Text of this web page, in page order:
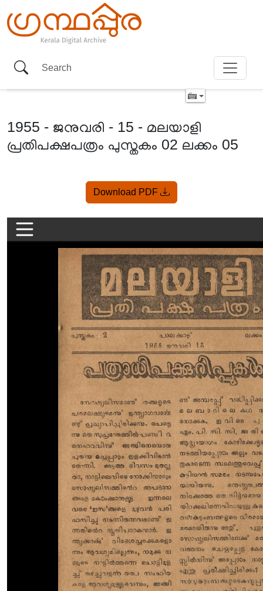
1955 - ജനുവരി - 15 - മലയാളി
പ്രതിപക്ഷപത്രം പുസ്തകം 02 ലക്കം 05
Download PDF